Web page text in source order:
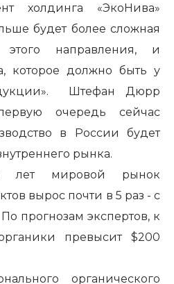
холдинга «ЭкоНива»
будет более сложная
направления, и
которое должно быть у
Штефан Дюрр
очередь сейчас
в России будет
рынка.
лет мировой рынок
вырос почти в 5 раз - с
прогнозам экспертов, к
превысит $200
органического